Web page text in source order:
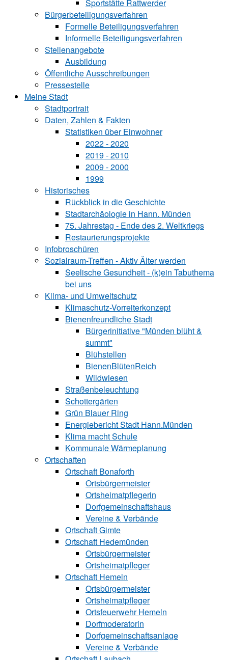
Sportstätte Rattwerder
Bürgerbeteiligungsverfahren
Formelle Beteiligungsverfahren
Informelle Beteiligungsverfahren
Stellenangebote
Ausbildung
Öffentliche Ausschreibungen
Pressestelle
Meine Stadt
Stadtportrait
Daten, Zahlen & Fakten
Statistiken über Ein‍woh‍ner
2022 - 2020
2019 - 2010
2009 - 2000
1999
Historisches
Rückblick in die Geschichte
Stadtarchäologie in Hann. Münden
75. Jahrestag - Ende des 2. Weltkriegs
Restaurierungsprojekte
Infobroschüren
Sozialraum-Treffen - Aktiv Älter werden
Seelische Gesundheit - (k)ein Tabuthema
bei uns
Klima- und Umweltschutz
Klimaschutz-Vorreiterkonzept
Bienenfreundliche Stadt
Bürgerinitiative "Münden blüht &
summt"
Blühstellen
BienenBlütenReich
Wildwiesen
Straßenbeleuchtung
Schottergärten
Grün Blauer Ring
Energiebericht Stadt Hann.Münden
Klima macht Schule
Kommunale Wärmeplanung
Ortschaften
Ortschaft Bonaforth
Ortsbürgermeister
Ortsheimatpflegerin
Dorfgemeinschaftshaus
Vereine & Verbände
Ortschaft Gimte
Ortschaft Hedemünden
Ortsbürgermeister
Ortsheimatpfleger
Ortschaft Hemeln
Ortsbürgermeister
Ortsheimatpfleger
Ortsfeuerwehr Hemeln
Dorfmoderatorin
Dorfgemeinschaftsanlage
Vereine & Verbände